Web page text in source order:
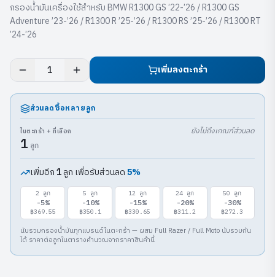
กรองน้ำมันเครื่องใช้สำหรับ BMW R1300 GS ’22-’26 / R1300 GS
Adventure ’23-’26 / R1300 R ’25-’26 / R1300 RS ’25-’26 / R1300 RT
’24-’26
1 เพิ่มลงตะกร้า
ส่วนลดซื้อหลายลูก
ในตะกร้า + ที่เลือก
1 ลูก
ยังไม่ถึงเกณฑ์ส่วนลด
เพิ่มอีก 1ลูก เพื่อรับส่วนลด5%
2 ลูก
-5%
฿369.55
5 ลูก
-10%
฿350.1
12 ลูก
-15%
฿330.65
24 ลูก
-20%
฿311.2
50 ลูก
-30%
฿272.3
นับรวมกรองน้ำมันทุกแบรนด์ในตะกร้า — ผสม Full Razer / Full Moto นับรวมกัน
ได้ ราคาต่อลูกในตารางคำนวณจากราคาสินค้านี้